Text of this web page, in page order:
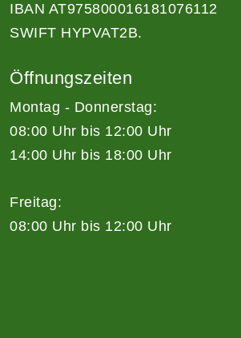
IBAN AT975800016181076112
SWIFT HYPVAT2B.
Öffnungszeiten
Montag - Donnerstag:
08:00 Uhr bis 12:00 Uhr
14:00 Uhr bis 18:00 Uhr
Freitag:
08:00 Uhr bis 12:00 Uhr